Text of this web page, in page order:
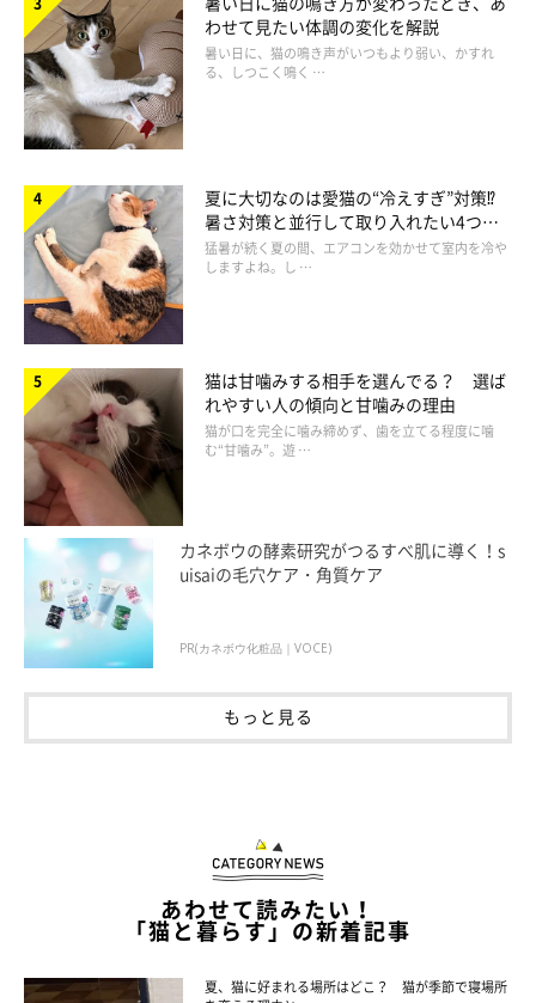
ねこのきもち投稿写真ギャラリー
スチュワートくんは、目の下までかかる真ん中分けの毛柄。黒く
て長い前髪が、アンニュイな雰囲気をかもし出しています。
後頭部の毛柄が「おかっぱ」ヘア！
ねこのきもち投稿写真ギャラリー
わせて見たい体調の変化を解説
暑い日に、猫の鳴き声がいつもより弱い、かすれ
る、しつこく鳴く …
夏に大切なのは愛猫の“冷えすぎ”対策⁉
暑さ対策と並行して取り入れたい4つの
工夫
猛暑が続く夏の間、エアコンを効かせて室内を冷や
しますよね。し …
猫は甘噛みする相手を選んでる？ 選ば
れやすい人の傾向と甘噛みの理由
猫が口を完全に噛み締めず、歯を立てる程度に噛
む“甘噛み”。遊 …
カネボウの酵素研究がつるすべ肌に導く！s
uisaiの毛穴ケア・角質ケア
PR(カネボウ化粧品｜VOCE)
もっと見る
あわせて読みたい！
「猫と暮らす」の新着記事
夏、猫に好まれる場所はどこ？ 猫が季節で寝場所